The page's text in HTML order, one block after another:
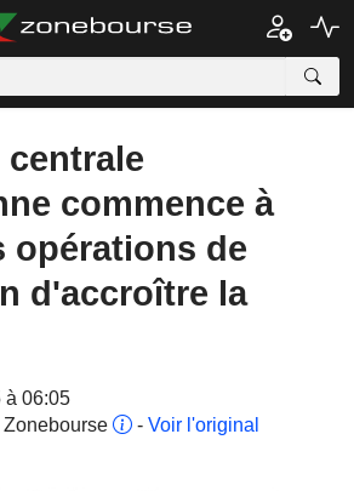
centrale
commence à
opérations de
d'accroître la
à 06:05
Zonebourse
- Voir l'original